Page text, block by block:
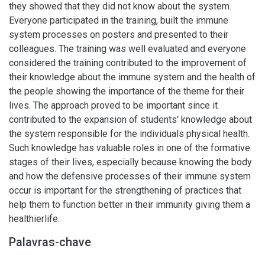
they showed that they did not know about the system.
Everyone participated in the training, built the immune
system processes on posters and presented to their
colleagues. The training was well evaluated and everyone
considered the training contributed to the improvement of
their knowledge about the immune system and the health of
the people showing the importance of the theme for their
lives. The approach proved to be important since it
contributed to the expansion of students' knowledge about
the system responsible for the individuals physical health.
Such knowledge has valuable roles in one of the formative
stages of their lives, especially because knowing the body
and how the defensive processes of their immune system
occur is important for the strengthening of practices that
help them to function better in their immunity giving them a
healthierlife.
Palavras-chave